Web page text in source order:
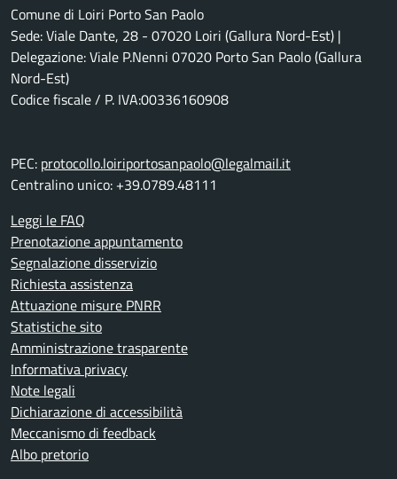
Comune di Loiri Porto San Paolo
Sede: Viale Dante, 28 - 07020 Loiri (Gallura Nord-Est) |
Delegazione: Viale P.Nenni 07020 Porto San Paolo (Gallura
Nord-Est)
Codice fiscale / P. IVA:00336160908
PEC: protocollo.loiriportosanpaolo@legalmail.it
Centralino unico: +39.0789.48111
Leggi le FAQ
Prenotazione appuntamento
Segnalazione disservizio
Richiesta assistenza
Attuazione misure PNRR
Statistiche sito
Amministrazione trasparente
Informativa privacy
Note legali
Dichiarazione di accessibilità
Meccanismo di feedback
Albo pretorio